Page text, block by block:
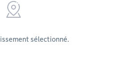
sélectionné.